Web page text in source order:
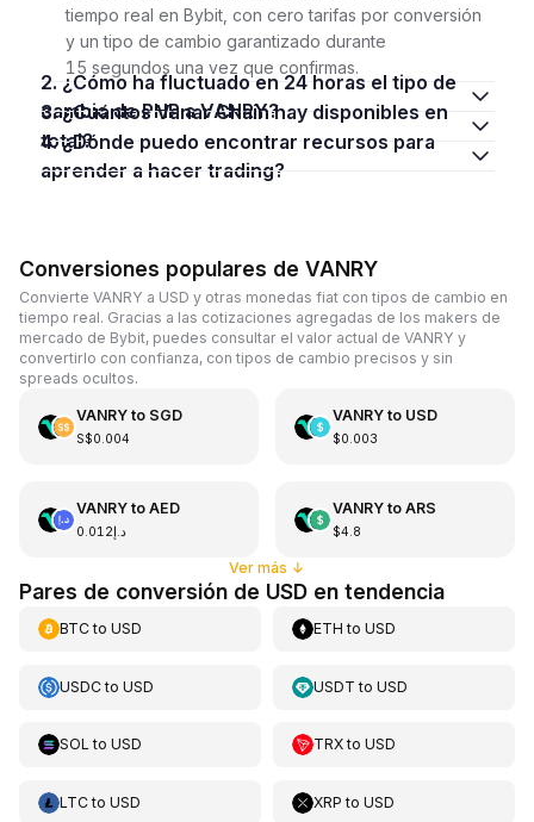
tiempo real en Bybit, con cero tarifas por conversión
y un tipo de cambio garantizado durante
15 segundos una vez que confirmas.
2. ¿Cómo ha fluctuado en 24 horas el tipo de
cambio de PHP a VANRY?
3. ¿Cuántos Vanar Chain hay disponibles en
total?
4. ¿Dónde puedo encontrar recursos para
aprender a hacer trading?
Conversiones populares de VANRY
Convierte VANRY a USD y otras monedas fiat con tipos de cambio en
tiempo real. Gracias a las cotizaciones agregadas de los makers de
mercado de Bybit, puedes consultar el valor actual de VANRY y
convertirlo con confianza, con tipos de cambio precisos y sin
spreads ocultos.
VANRYto SGD
S$0.004
VANRYto USD
$0.003
VANRYto AED
د.إ0.012
VANRYto ARS
$4.8
Ver más ↓
Pares de conversión de USD en tendencia
BTCto USD ETH toUSD
USDCto USD USDT toUSD
SOL to USD TRXtoUSD
LTCto USD XRP toUSD